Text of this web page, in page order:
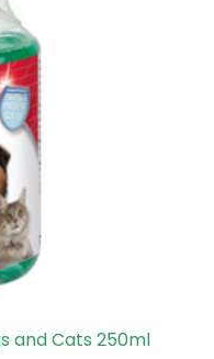
and Cats 250ml